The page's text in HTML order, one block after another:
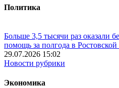
Политика
Больше 3,5 тысячи раз оказали
помощь за полгода в Ростовской
29.07.2026 15:02
Новости рубрики
Экономика